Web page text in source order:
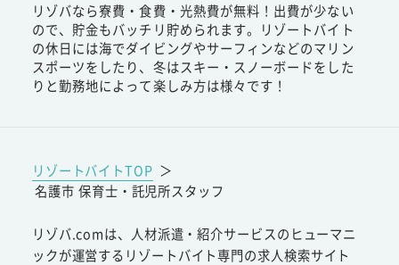
リゾバなら寮費・食費・光熱費が無料！出費が少ない
ので、貯金もバッチリ貯められます。リゾートバイト
の休日には海でダイビングやサーフィンなどのマリン
スポーツをしたり、冬はスキー・スノーボードをした
りと勤務地によって楽しみ方は様々です！
リゾートバイトTOP ＞
名護市 保育士・託児所スタッフ
リゾバ.comは、人材派遣・紹介サービスのヒューマニ
ックが運営するリゾートバイト専門の求人検索サイト